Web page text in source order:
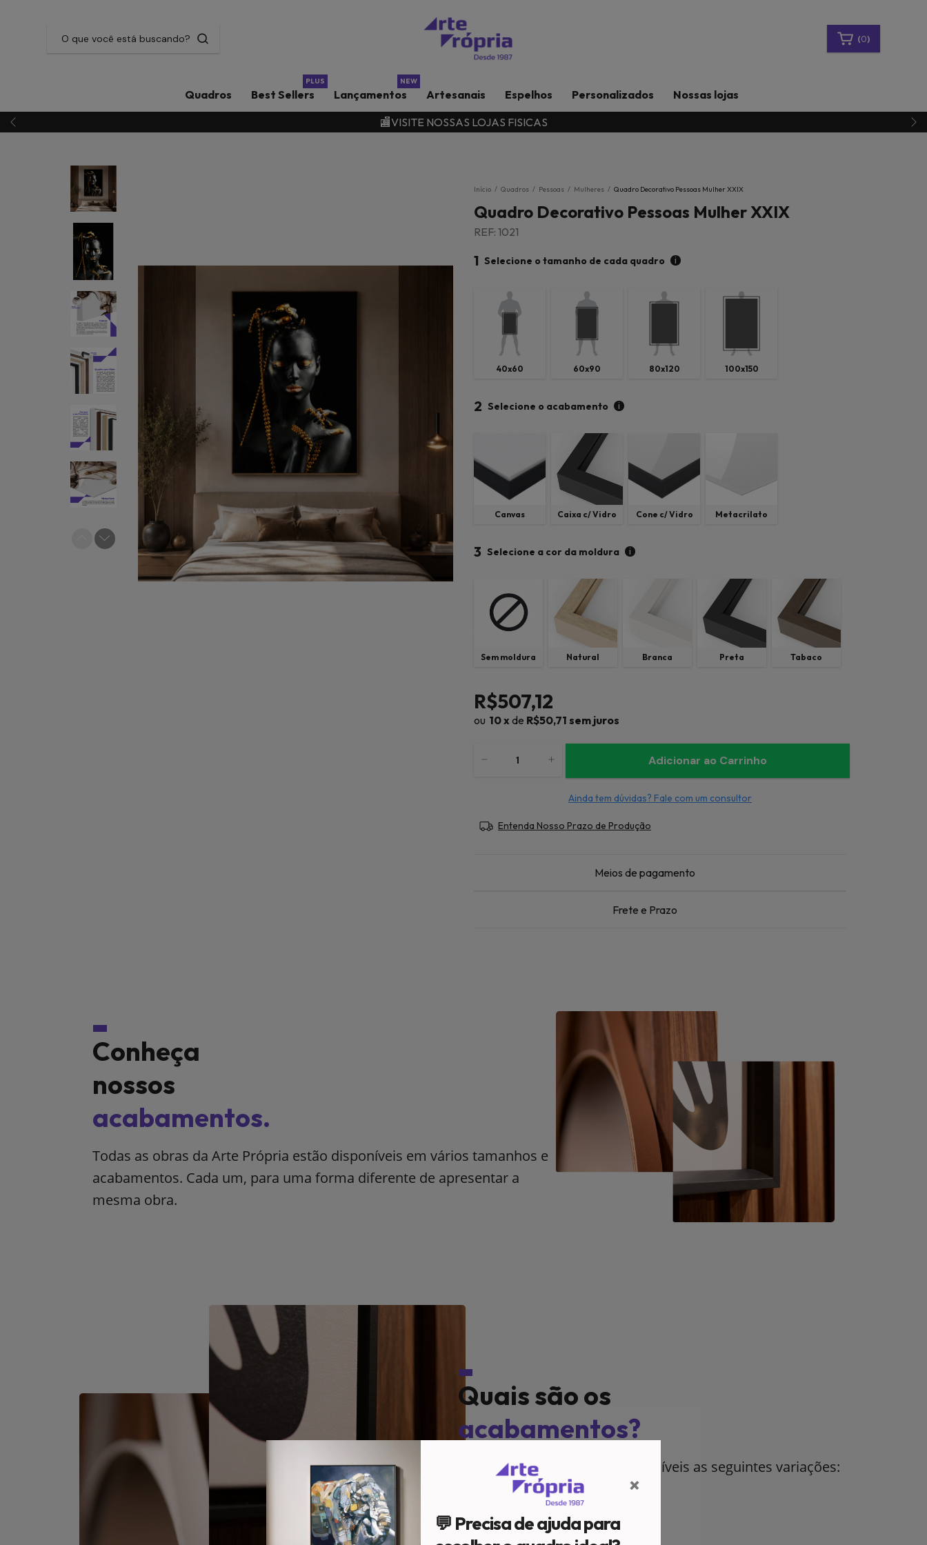
🏬VISITE NOSSAS LOJAS FISICAS
(0)
Quadros Best Sellers Lançamentos Artesanais Espelhos Personalizados Nossas lojas
×
💬 Precisa de ajuda para
Início / Quadros / Pessoas / Mulheres / Quadro Decorativo Pessoas Mulher XXIX
Quadro Decorativo Pessoas Mulher XXIX
REF: 1021
1 Selecione o tamanho de cada quadro i
40x60 60x90 80x120 100x150
2 Selecione o acabamento i
Canvas Caixa c/ Vidro Cone c/ Vidro Metacrilato
3 Selecione a cor da moldura i
Sem moldura Natural Branca Preta Tabaco
R$507,12
10x de R$50,71 sem juros
Ainda tem dúvidas? Fale com um consultor
Entenda Nosso Prazo de Produção
Meios de pagamento
Frete e Prazo
Conheça
nossos
acabamentos.
Todas as obras da Arte Própria estão disponíveis em vários tamanhos e
acabamentos. Cada um, para uma forma diferente de apresentar a
mesma obra.
Quais são os
acabamentos?
Em nosso acervo, temos disponíveis as seguintes variações:
Impressão;
Cone c/ vidro;